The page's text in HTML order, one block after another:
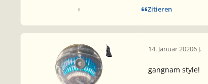
♀
Zitieren
14. Januar 20206 J.
gangnam style!